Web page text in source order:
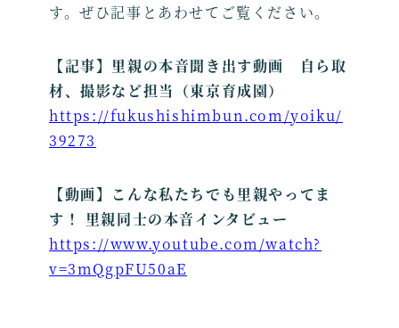
す。ぜひ記事とあわせてご覧ください。
【記事】里親の本音聞き出す動画 自ら取
材、撮影など担当（東京育成園）
https://fukushishimbun.com/yoiku/
39273
【動画】こんな私たちでも里親やってま
す！ 里親同士の本音インタビュー
https://www.youtube.com/watch?
v=3mQgpFU50aE